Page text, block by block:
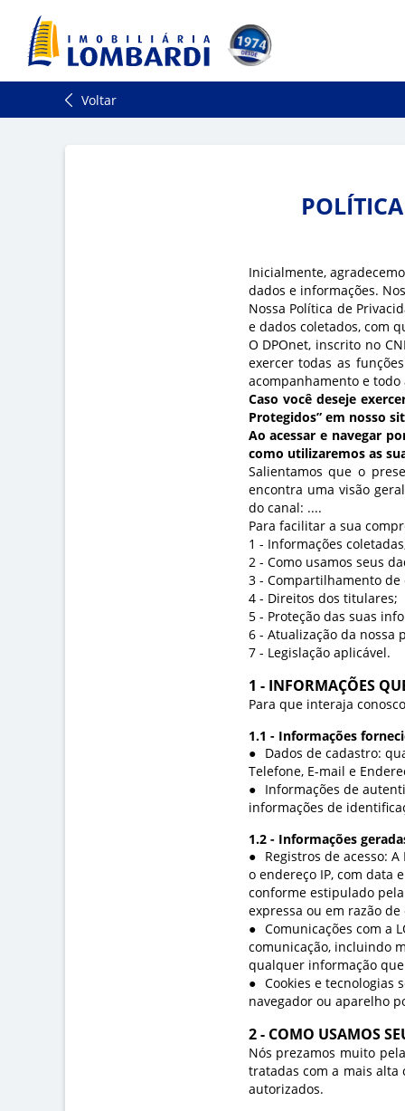
Voltar
Inicialmente,
dados e informações.
Nossa Política de
e dados coletados, com
O DPOnet, inscrito no
exercer todas as
acompanhamento e todo
Caso você deseje
Protegidos” em nosso
Ao acessar e navegar
como utilizaremos as
Salientamos que o
encontra uma visão
do canal: ....
Para facilitar a sua
1 - Informações
2 - Como usamos seus
3 - Compartilhamento de
4 - Direitos dos titulares;
5 - Proteção das suas
6 - Atualização da nossa
7 - Legislação aplicável.
1 - INFORMAÇÕES
Para que interaja
1.1 - Informações
Dados de cadastro:
Telefone, E-mail e
Informações de
informações de
1.2 - Informações
Registros de acesso:
o endereço IP, com data
conforme estipulado
expressa ou em razão
Comunicações com a
comunicação, incluindo
qualquer informação
Cookies e tecnologias
navegador ou aparelho
2 - COMO USAMOS
Nós prezamos muito
tratadas com a mais alta
autorizados.